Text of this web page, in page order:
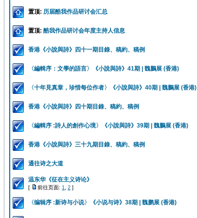
置顶: 历届酷我作品研讨会汇总
置顶: 酷我作品研讨会年度主持人信息
香港《小說與詩》四十一期目錄、稿約、稿例
〈編輯序：文學的語言〉《小說與詩》41期 | 魏鵬展 (香港)
〈十年見真章，珍惜每位作者〉《小說與詩》40期 | 魏鵬展 (香港)
香港《小說與詩》四十期目錄、稿約、稿例
〈編輯序 :詩人的創作心境〉《小說與詩》39期 | 魏鵬展 (香港)
香港《小說與詩》三十九期目錄、稿約、稿例
通往诗之大道
温东华《征在主义诗论》
[ 前往页面: 1 2 ]
〈编辑序 :新诗与小说〉《小说与诗》38期 | 魏鹏展 (香港)